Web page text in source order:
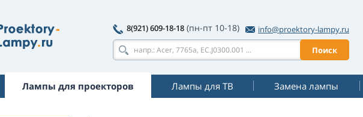
8(921) 609-18-18 (пн-пт 10-18)
info@proektory-lampy.ru
Поиск
Лампы для проекторов Лампы для ТВ Замена лампы